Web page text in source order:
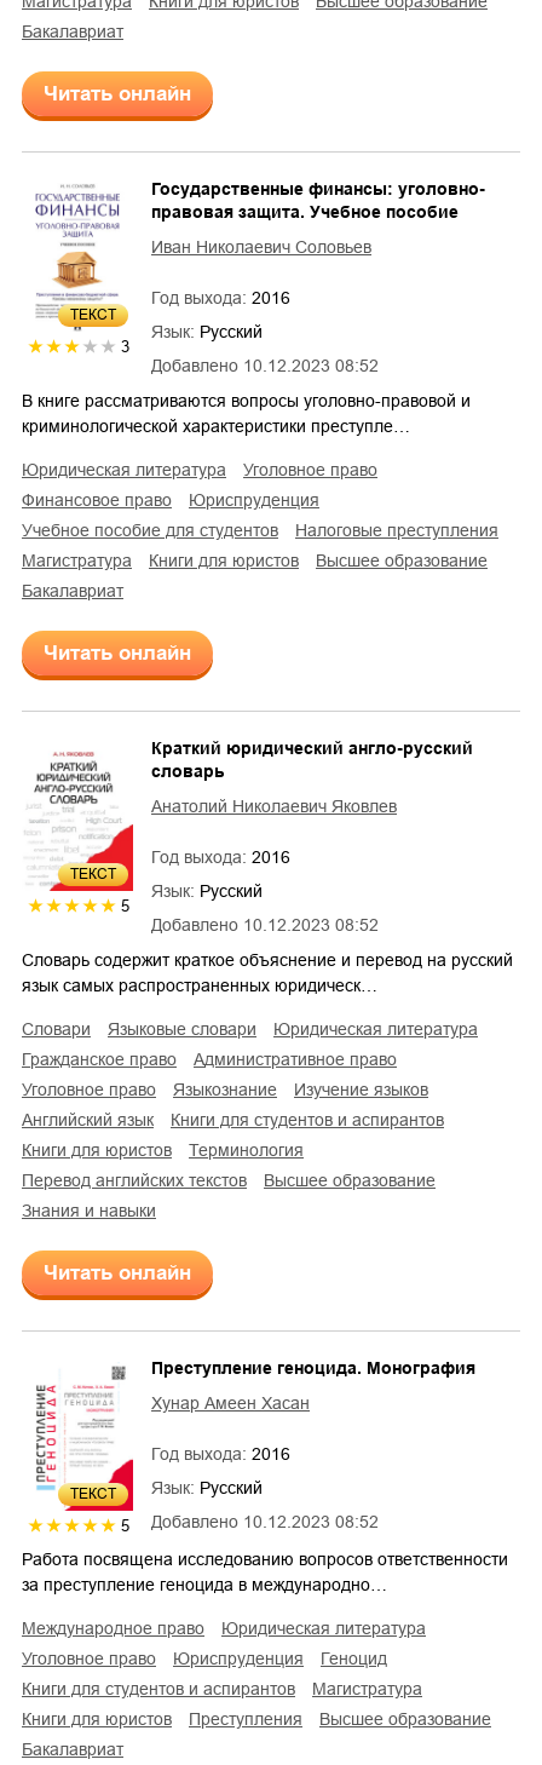
бакалавриат
Читать онлайн
ТЕКСТ
3
Добавлено 10.12.2023 08:52
Государственные финансы: уголовно-
правовая защита. Учебное пособие
Иван Николаевич Соловьев
Год выхода: 2016
Язык: Русский
В книге рассматриваются вопросы уголовно-правовой и
криминологической характеристики преступле…
юридическая литература
уголовное право
финансовое право
юриспруденция
учебное пособие для студентов
налоговые преступления
магистратура
книги для юристов
высшее образование
бакалавриат
Читать онлайн
ТЕКСТ
5
Добавлено 10.12.2023 08:52
Краткий юридический англо-русский
словарь
Анатолий Николаевич Яковлев
Год выхода: 2016
Язык: Русский
Словарь содержит краткое объяснение и перевод на русский
язык самых распространенных юридическ…
словари языковые словари
юридическая литература
гражданское право
административное право
уголовное право
языкознание
изучение языков
английский язык
книги для студентов и аспирантов
книги для юристов
терминология
перевод английских текстов
высшее образование
знания и навыки
Читать онлайн
ТЕКСТ
5 Добавлено 10.12.2023 08:52
Преступление геноцида. Монография
Хунар Амеен Хасан
Год выхода: 2016
Язык: Русский
Работа посвящена исследованию вопросов ответственности
за преступление геноцида в международно…
международное право
юридическая литература
уголовное право
юриспруденция
геноцид
книги для студентов и аспирантов
магистратура
книги для юристов
преступления
высшее образование
бакалавриат